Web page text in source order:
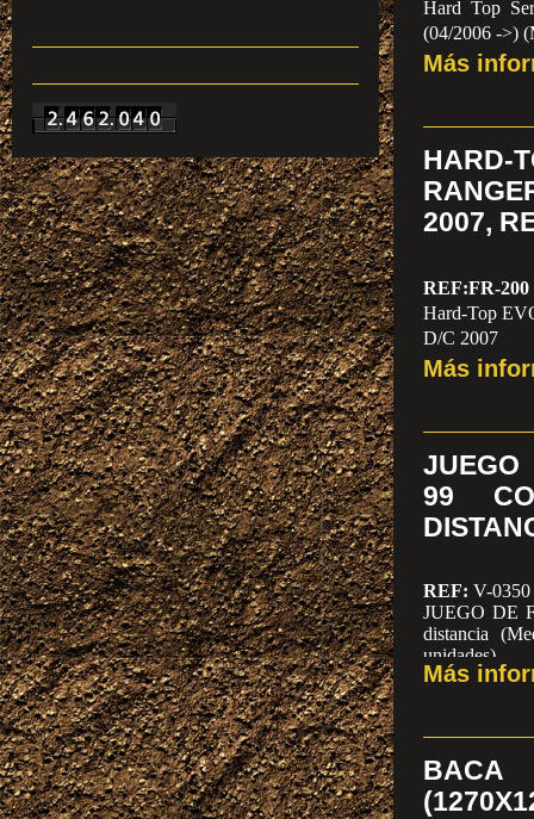
Hard Top
(04/2006 ->)
ANTES
Más
HARD-
2007,
REF:FR-200
Hard-Top
D/C 2007
ANTES
Más
99
REF: V-0350
JUEGO DE
distancia
unidades)
Más